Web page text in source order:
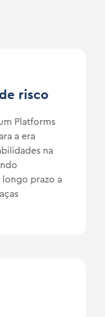
risco
Platforms
a era
na
prazo a